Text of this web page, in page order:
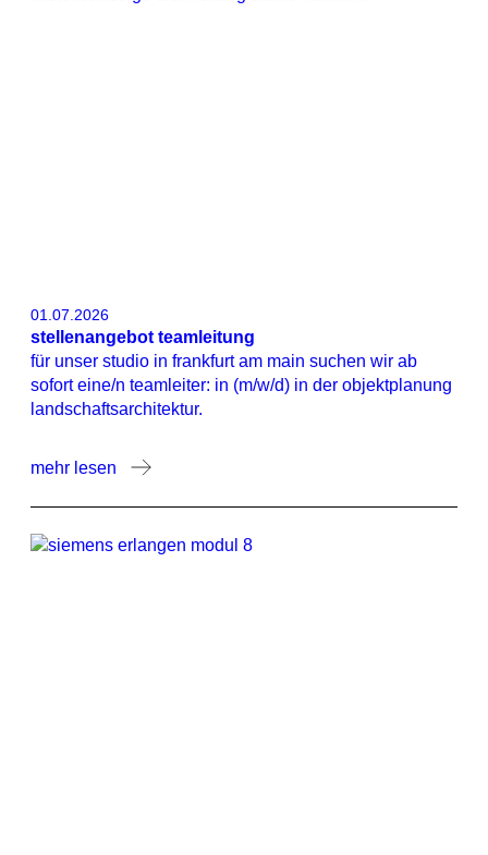
01.07.2026
stellenangebot teamleitung
für unser studio in frankfurt am main suchen wir ab
sofort eine/n teamleiter: in (m/w/d) in der objektplanung
landschaftsarchitektur.
mehr lesen